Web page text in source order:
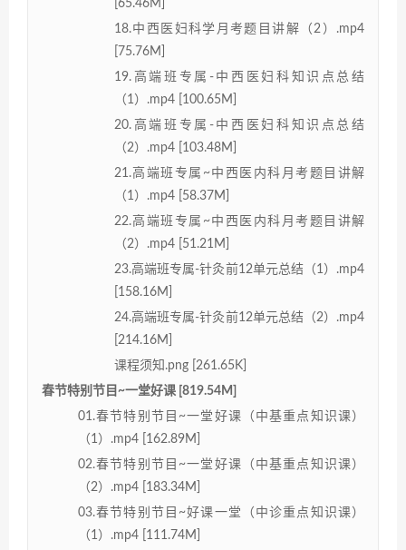
[65.46M]
18.中西医妇科学月考题目讲解（2）.mp4
[75.76M]
19.高端班专属-中西医妇科知识点总结
（1）.mp4 [100.65M]
20.高端班专属-中西医妇科知识点总结
（2）.mp4 [103.48M]
21.高端班专属~中西医内科月考题目讲解
（1）.mp4 [58.37M]
22.高端班专属~中西医内科月考题目讲解
（2）.mp4 [51.21M]
23.高端班专属-针灸前12单元总结（1）.mp4
[158.16M]
24.高端班专属-针灸前12单元总结（2）.mp4
[214.16M]
课程须知.png [261.65K]
春节特别节目~一堂好课 [819.54M]
01.春节特别节目~一堂好课（中基重点知识课）
（1）.mp4 [162.89M]
02.春节特别节目~一堂好课（中基重点知识课）
（2）.mp4 [183.34M]
03.春节特别节目~好课一堂（中诊重点知识课）
（1）.mp4 [111.74M]